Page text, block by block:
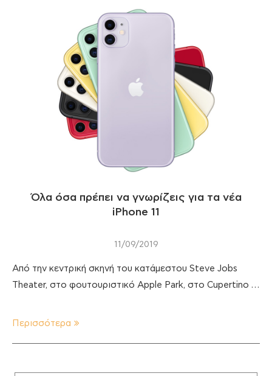
Όλα όσα πρέπει να γνωρίζεις για τα νέα
iPhone 11
11/09/2019
Από την κεντρική σκηνή του κατάμεστου Steve Jobs
Theater, στο φουτουριστικό Apple Park, στο Cupertino …
Περισσότερα